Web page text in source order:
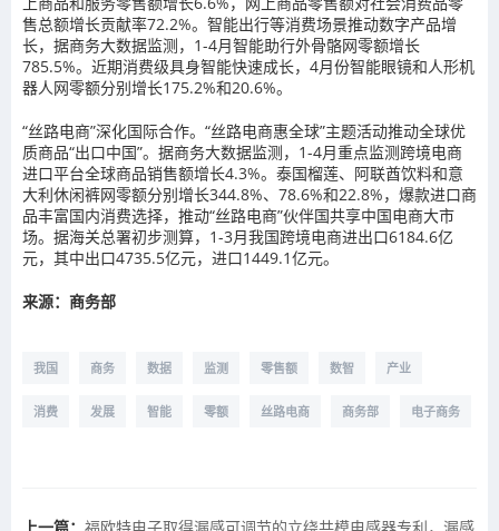
售总额增长贡献率72.2%。智能出行等消费场景推动数字产品增
长，据商务大数据监测，1-4月智能助行外骨骼网零额增长
785.5%。近期消费级具身智能快速成长，4月份智能眼镜和人形机
器人网零额分别增长175.2%和20.6%。
“丝路电商”深化国际合作。“丝路电商惠全球”主题活动推动全球优
质商品“出口中国”。据商务大数据监测，1-4月重点监测跨境电商
进口平台全球商品销售额增长4.3%。泰国榴莲、阿联酋饮料和意
大利休闲裤网零额分别增长344.8%、78.6%和22.8%，爆款进口商
品丰富国内消费选择，推动“丝路电商”伙伴国共享中国电商大市
场。据海关总署初步测算，1-3月我国跨境电商进出口6184.6亿
元，其中出口4735.5亿元，进口1449.1亿元。
来源：商务部
我国 商务 数据 监测 零售额 数智 产业
消费 发展 智能 零额 丝路电商 商务部 电子商务